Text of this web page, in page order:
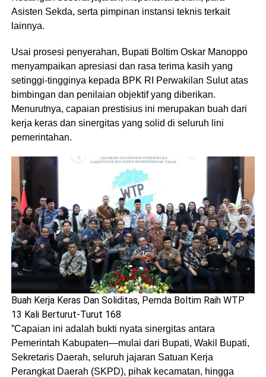
Asisten Sekda, serta pimpinan instansi teknis terkait
lainnya.
​Usai prosesi penyerahan, Bupati Boltim Oskar Manoppo
menyampaikan apresiasi dan rasa terima kasih yang
setinggi-tingginya kepada BPK RI Perwakilan Sulut atas
bimbingan dan penilaian objektif yang diberikan.
Menurutnya, capaian prestisius ini merupakan buah dari
kerja keras dan sinergitas yang solid di seluruh lini
pemerintahan.
Buah Kerja Keras Dan Soliditas, Pemda Boltim Raih WTP
13 Kali Berturut-Turut 168
​”Capaian ini adalah bukti nyata sinergitas antara
Pemerintah Kabupaten—mulai dari Bupati, Wakil Bupati,
Sekretaris Daerah, seluruh jajaran Satuan Kerja
Perangkat Daerah (SKPD), pihak kecamatan, hingga